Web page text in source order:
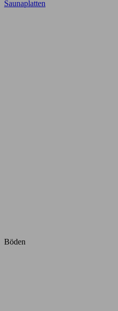
Saunaplatten
Böden